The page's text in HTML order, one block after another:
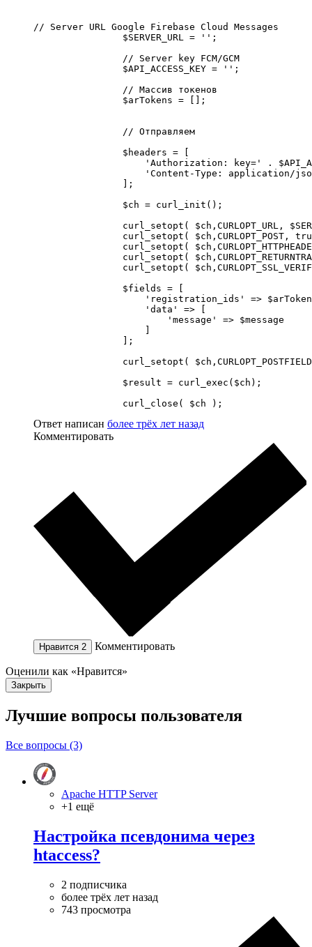
// Server URL Google Firebase Cloud Messages
                $SERVER_URL = '';
                // Server key FCM/GCM
                $API_ACCESS_KEY = '';
                // Массив токенов
                $arTokens = [];
                // Отправляем
                $headers = [
'Authorization: key=' .
'Content-Type: application/
                ];
                $ch = curl_init();
curl_setopt( $ch,CURLOPT_URL,
curl_setopt( $ch,CURLOPT_POST,
curl_setopt(
curl_setopt(
curl_setopt(
                $fields = [
'registration_ids' =>
                    'data' => [
                        'message' => $message
                    ]
                ];
curl_setopt(
                $result = curl_exec($ch);
                curl_close( $ch );
Ответ написан более трёх лет назад
Комментировать
Нравится 2 Комментировать
Оценили как «Нравится»
Закрыть
Лучшие вопросы пользователя
Все вопросы (3)
Apache HTTP Server
+1 ещё
Настройка псевдонима через
htaccess?
2 подписчика
более трёх лет назад
743 просмотра